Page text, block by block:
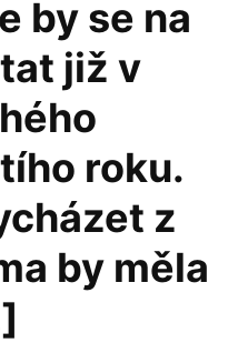
by se na
již v
roku.
z
by měla